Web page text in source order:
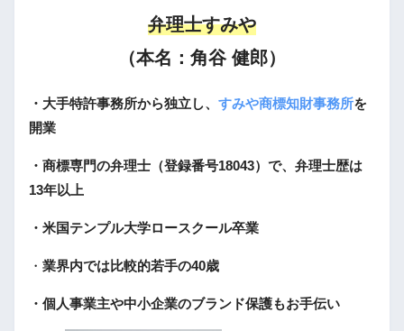
弁理士すみや
（本名：角谷 健郎）
・大手特許事務所から独立し、 すみや商標知財事務所を
開業
・商標専門の弁理士（登録番号18043）で、弁理士歴は
13年以上
・米国テンプル大学ロースクール卒業
・ 業界内では比較的若手の40歳
・個人事業主や中小企業のブランド保護もお手伝い